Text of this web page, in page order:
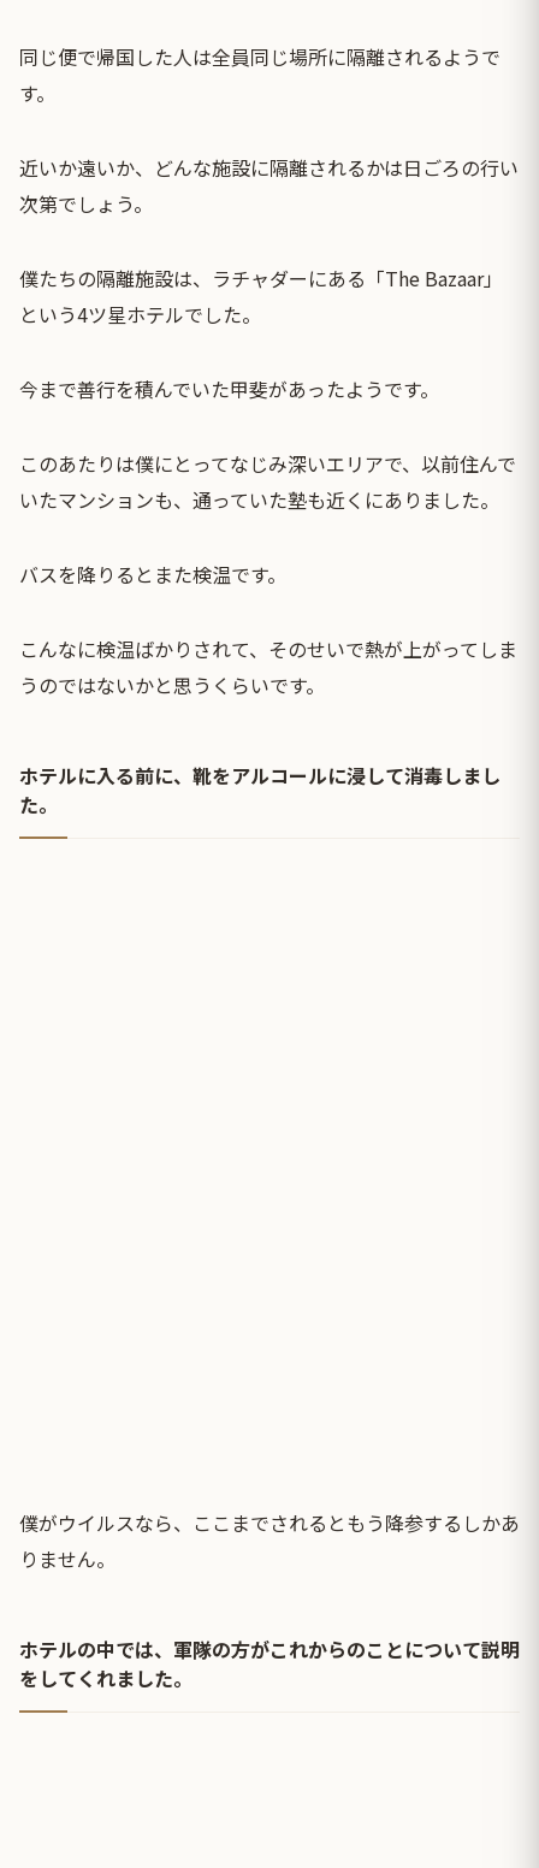
同じ便で帰国した人は全員同じ場所に隔離されるようで
す。
近いか遠いか、どんな施設に隔離されるかは日ごろの行い
次第でしょう。
僕たちの隔離施設は、ラチャダーにある「The Bazaar」
という4ツ星ホテルでした。
今まで善行を積んでいた甲斐があったようです。
このあたりは僕にとってなじみ深いエリアで、以前住んで
いたマンションも、通っていた塾も近くにありました。
バスを降りるとまた検温です。
こんなに検温ばかりされて、そのせいで熱が上がってしま
うのではないかと思うくらいです。
ホテルに入る前に、靴をアルコールに浸して消毒しまし
た。
僕がウイルスなら、ここまでされるともう降参するしかあ
りません。
ホテルの中では、軍隊の方がこれからのことについて説明
をしてくれました。